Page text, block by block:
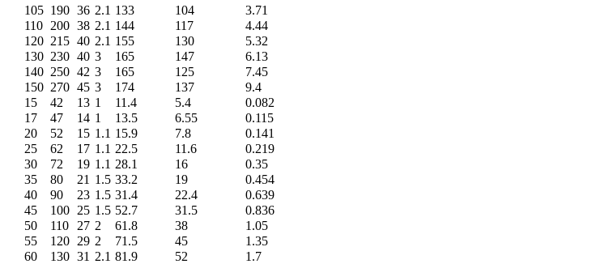
105 190 36 2.1 133 104
3.71
110 200 38 2.1 144 117
4.44
120 215 40 2.1 155 130
5.32
130 230 40 3 165 147
6.13
140 250 42 3 165 125
7.45
150 270 45 3 174 137
9.4
15 42 13 1 11.4 5.4
0.082
17 47 14 1 13.5 6.55
0.115
20 52 15 1.1 15.9 7.8
0.141
25 62 17 1.1 22.5 11.6
0.219
30 72 19 1.1 28.1 16
0.35
35 80 21 1.5 33.2 19
0.454
40 90 23 1.5 31.4 22.4
0.639
45 100 25 1.5 52.7 31.5
0.836
50 110 27 2 61.8 38
1.05
55 120 29 2 71.5 45
1.35
60 130 31 2.1 81.9 52
1.7